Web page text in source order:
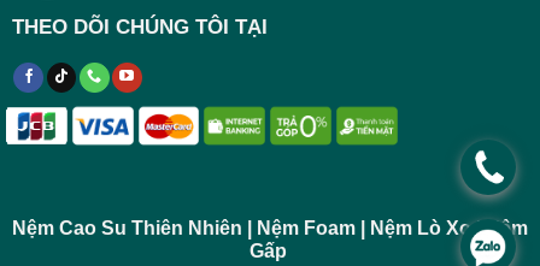
THEO DÕI CHÚNG TÔI TẠI
Nệm Cao Su Thiên Nhiên | Nệm Foam | Nệm Lò Xo | Nệm
Gấp
.
.